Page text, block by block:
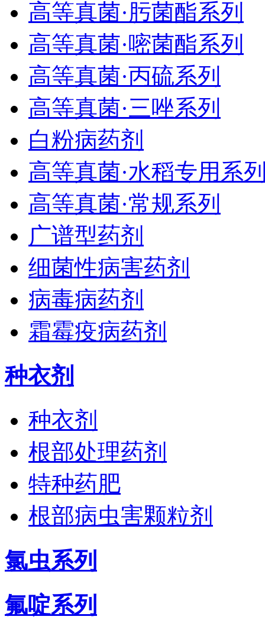
高等真菌·肟菌酯系列
高等真菌·嘧菌酯系列
高等真菌·丙硫系列
高等真菌·三唑系列
白粉病药剂
高等真菌·水稻专用系
高等真菌·常规系列
广谱型药剂
细菌性病害药剂
病毒病药剂
霜霉疫病药剂
种衣剂
种衣剂
根部处理药剂
特种药肥
根部病虫害颗粒剂
氯虫系列
氟啶系列